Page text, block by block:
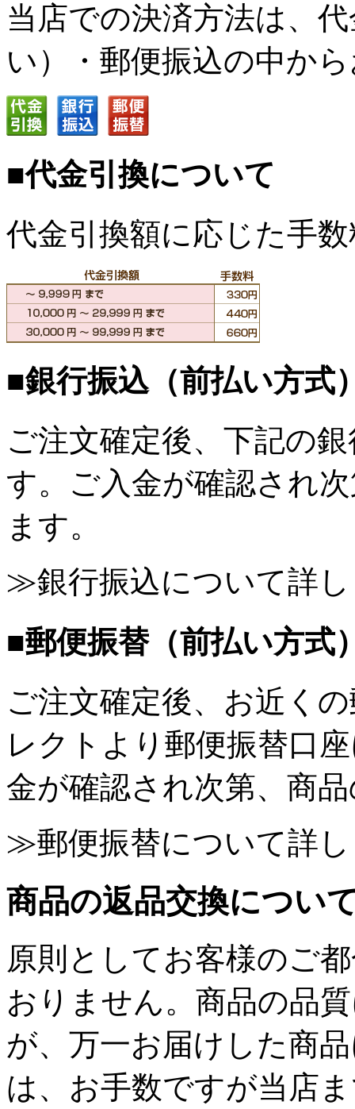
当店での決済方法は、
い）・郵便振込の中か
■代金引換について
代金引換額に応じた手
■銀行振込（前払い方式
ご注文確定後、下記の
す。ご入金が確認され
ます。
≫銀行振込について詳
■郵便振替（前払い方式
ご注文確定後、お近く
レクトより郵便振替口
金が確認され次第、商
≫郵便振替について詳
商品の返品交換につい
原則としてお客様のご
おりません。商品の品
が、万一お届けした商
は、お手数ですが当店